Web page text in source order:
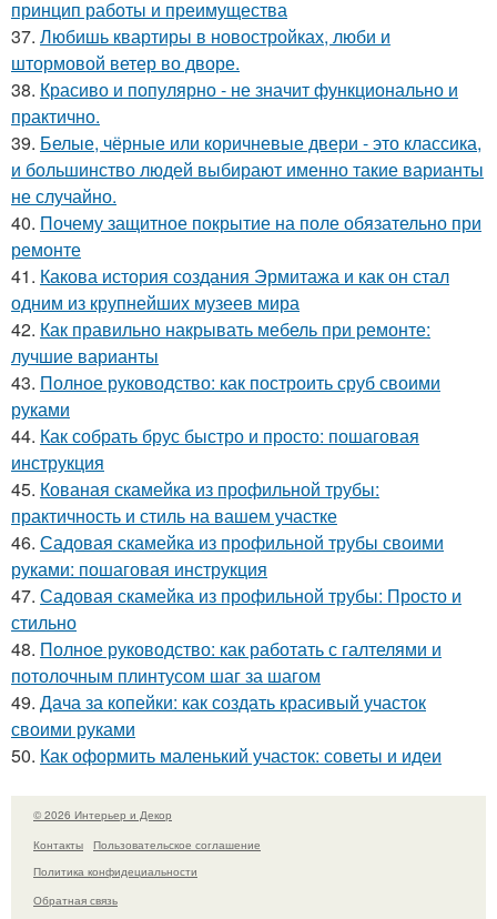
принцип работы и преимущества
37. Любишь квартиры в новостройках, люби и
штормовой ветер во дворе.
38. Красиво и популярно - не значит функционально и
практично.
39. Белые, чёрные или коричневые двери - это классика,
и большинство людей выбирают именно такие варианты
не случайно.
40. Почему защитное покрытие на поле обязательно при
ремонте
41. Какова история создания Эрмитажа и как он стал
одним из крупнейших музеев мира
42. Как правильно накрывать мебель при ремонте:
лучшие варианты
43. Полное руководство: как построить сруб своими
руками
44. Как собрать брус быстро и просто: пошаговая
инструкция
45. Кованая скамейка из профильной трубы:
практичность и стиль на вашем участке
46. Садовая скамейка из профильной трубы своими
руками: пошаговая инструкция
47. Садовая скамейка из профильной трубы: Просто и
стильно
48. Полное руководство: как работать с галтелями и
потолочным плинтусом шаг за шагом
49. Дача за копейки: как создать красивый участок
своими руками
50. Как оформить маленький участок: советы и идеи
© 2026 Интерьер и Декор
Контакты
Пользовательское соглашение
Политика конфидециальности
Обратная связь